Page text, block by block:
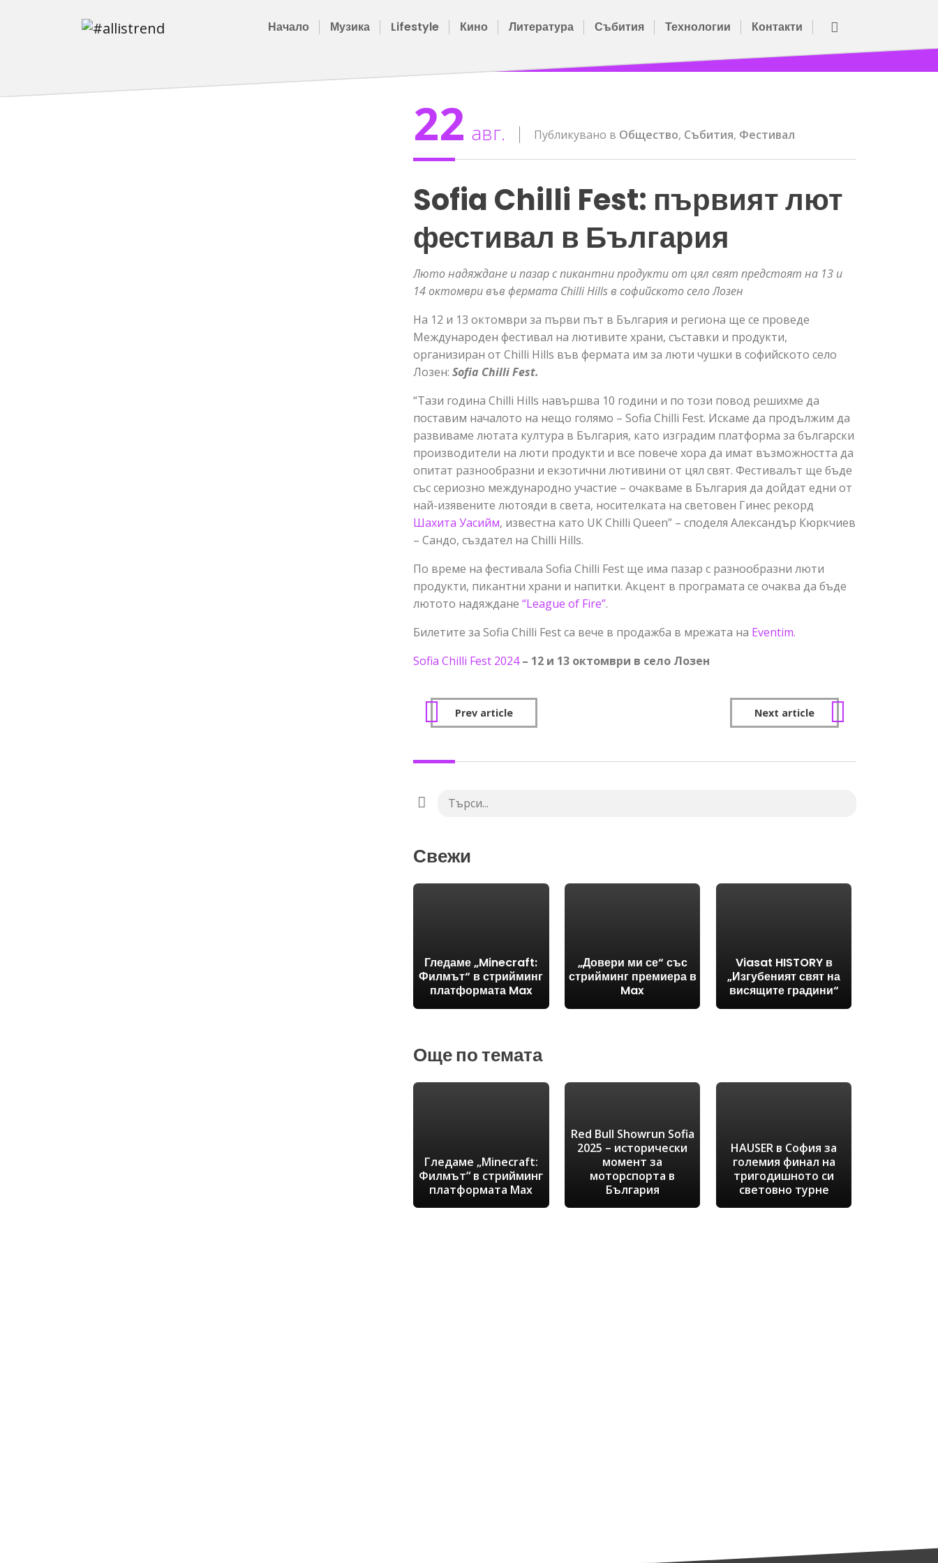
Начало Музика Lifestyle Кино Литература Събития Технологии Контакти
22 авг. Публикувано в Общество, Събития, Фестивал
Sofia Chilli Fest: първият лют
фестивал в България
Люто надяждане и пазар с пикантни продукти от цял свят предстоят на 13 и
14 октомври във фермата Chilli Hills в софийското село Лозен
На 12 и 13 октомври за първи път в България и региона ще се проведе
Международен фестивал на лютивите храни, съставки и продукти,
организиран от Chilli Hills във фермата им за люти чушки в софийското село
Лозен:Sofia Chilli Fest.
“Тази година Chilli Hills навършва 10 години и по този повод решихме да
поставим началото на нещо голямо – Sofia Chilli Fest. Искаме да продължим да
развиваме лютата култура в България, като изградим платформа за български
производители на люти продукти и все повече хора да имат възможността да
опитат разнообразни и екзотични лютивини от цял свят. Фестивалът ще бъде
със сериозно международно участие – очакваме в България да дойдат едни от
най-изявените лютояди в света, носителката на световен Гинес рекорд
Шахита Уасийм, известна като UK Chilli Queen” – споделя Александър Кюркчиев
– Сандо, създател на Chilli Hills.
По време на фестивала Sofia Chilli Fest ще има пазар с разнообразни люти
продукти, пикантни храни и напитки. Акцент в програмата се очаква да бъде
лютото надяждане“League of Fire”.
Билетите за Sofia Chilli Fest са вече в продажба в мрежата на Eventim.
Sofia Chilli Fest 2024– 12 и 13 октомври в село Лозен
Prev article Next article
Свежи
Гледаме „Minecraft:
Филмът“ в стрийминг
платформата Max
„Довери ми се“ със
стрийминг премиера в
Max
Viasat HISTORY в
„Изгубеният свят на
висящите градини“
Още по темата
Гледаме „Minecraft:
Филмът“ в стрийминг
платформата Max
Red Bull Showrun Sofia
2025 – исторически
момент за
моторспорта в
България
HAUSER в София за
големия финал на
тригодишното си
световно турне